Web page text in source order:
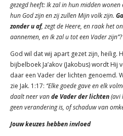
gezegd heeft: Ik zal in hun midden
hun God zijn en zij zullen Mijn volk zijn.
zonder u af, zegt de Heere, en raak het
aannemen, en Ik zal u tot een Vader zijn’’?
God wil dat wij apart gezet zijn, heilig.
bijbelboek Ja’akov (Jakobus) wordt
daar een Vader der lichten genoemd.
zie Jak. 1:17: ‘’Elke goede gave en elk
daalt neer vande Vader der lichten(avi
geen verandering is, of schaduw van
Jouw keuzes hebben invloed